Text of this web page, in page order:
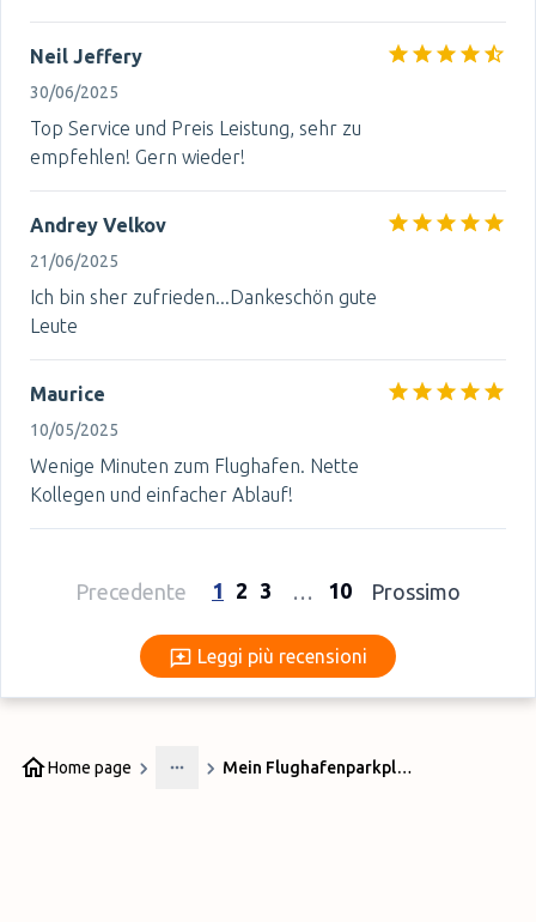
Neil Jeffery
30/06/2025
Top Service und Preis Leistung, sehr zu
empfehlen! Gern wieder!
Andrey Velkov
21/06/2025
Ich bin sher zufrieden...Dankeschön gute
Leute
Maurice
10/05/2025
Wenige Minuten zum Flughafen. Nette
Kollegen und einfacher Ablauf!
Precedente 1 2 3 … 10 Prossimo
Leggi più recensioni
Leggi più recensioni
Home page
More
Mein Flughafenparkplatz P1